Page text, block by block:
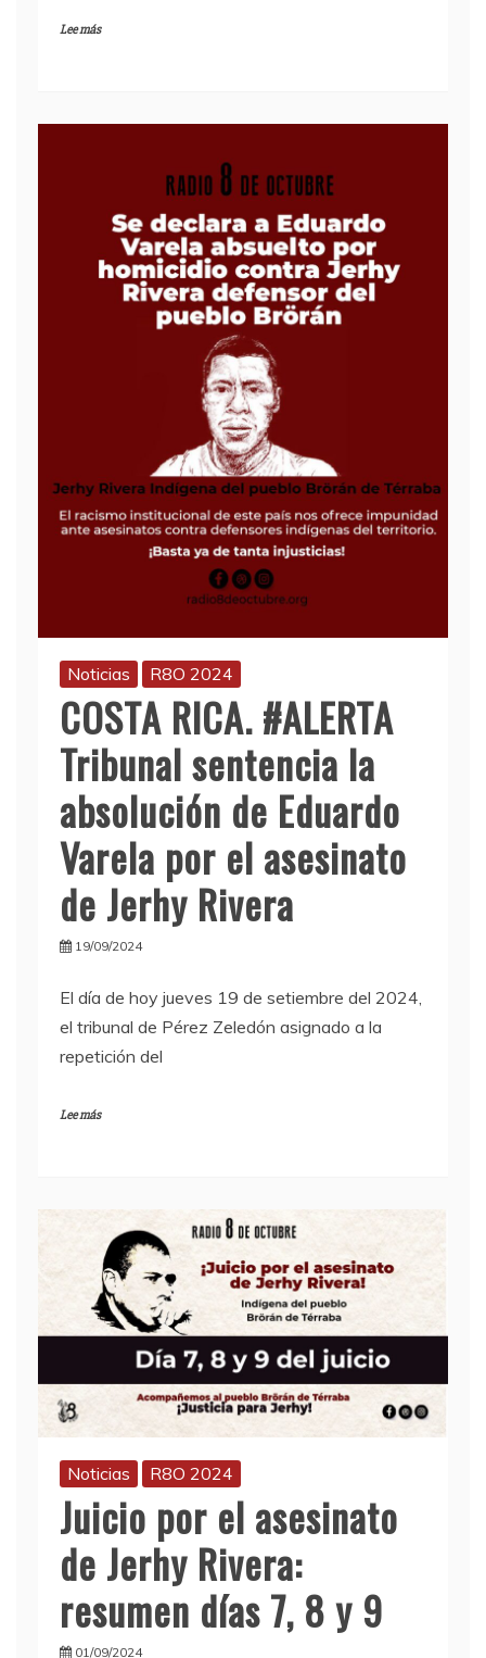
Lee más
Noticias R8O 2024
COSTA RICA. #ALERTA
Tribunal sentencia la
absolución de Eduardo
Varela por el asesinato
de Jerhy Rivera
19/09/2024
El día de hoy jueves 19 de setiembre del 2024,
el tribunal de Pérez Zeledón asignado a la
repetición del
Lee más
Noticias R8O 2024
Juicio por el asesinato
de Jerhy Rivera:
resumen días 7, 8 y 9
01/09/2024